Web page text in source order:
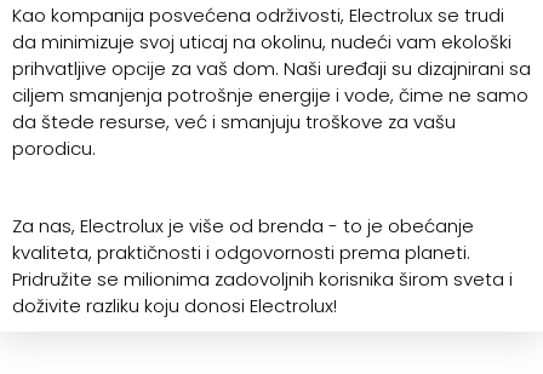
Kao kompanija posvećena održivosti, Electrolux se trudi
da minimizuje svoj uticaj na okolinu, nudeći vam ekološki
prihvatljive opcije za vaš dom. Naši uređaji su dizajnirani sa
ciljem smanjenja potrošnje energije i vode, čime ne samo
da štede resurse, već i smanjuju troškove za vašu
porodicu.
Za nas, Electrolux je više od brenda - to je obećanje
kvaliteta, praktičnosti i odgovornosti prema planeti.
Pridružite se milionima zadovoljnih korisnika širom sveta i
doživite razliku koju donosi Electrolux!